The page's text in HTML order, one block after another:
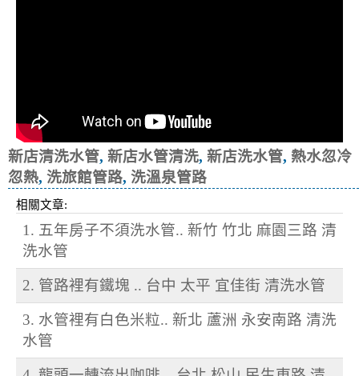
新店清洗水管, 新店水管清洗, 新店洗水管, 熱水忽冷
忽熱, 洗旅館管路, 洗溫泉管路
相關文章:
1. 五年房子不須洗水管.. 新竹 竹北 麻園三路 清
洗水管
2. 管路裡有鐵塊 .. 台中 太平 宜佳街 清洗水管
3. 水管裡有白色米粒.. 新北 蘆洲 永安南路 清洗
水管